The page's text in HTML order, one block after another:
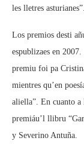
les lletres asturianes”.
Los premios desti
espublizaes en
premiu foi pa
mientres qu’en
aliella”. En cuanto
premiáu’l llibru
y Severino Antuña.